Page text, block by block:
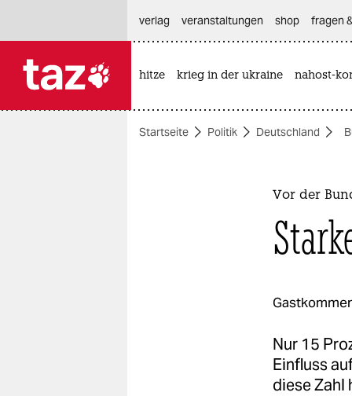
themen
verlag
veranstaltungen shop fragen
hitze krieg in der ukraine nahost-
Startseite Politik Deutschland
Vor der
Nur 15
Einfluss
diese Zahl